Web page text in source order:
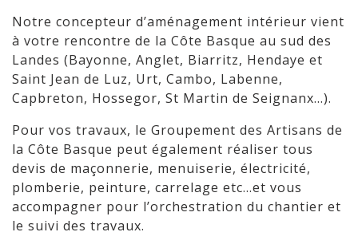
Notre concepteur d’aménagement intérieur vient
à votre rencontre de la Côte Basque au sud des
Landes (Bayonne, Anglet, Biarritz, Hendaye et
Saint Jean de Luz, Urt, Cambo, Labenne,
Capbreton, Hossegor, St Martin de Seignanx…).
Pour vos travaux, le Groupement des Artisans de
la Côte Basque peut également réaliser tous
devis de maçonnerie, menuiserie, électricité,
plomberie, peinture, carrelage etc…et vous
accompagner pour l’orchestration du chantier et
le suivi des travaux.